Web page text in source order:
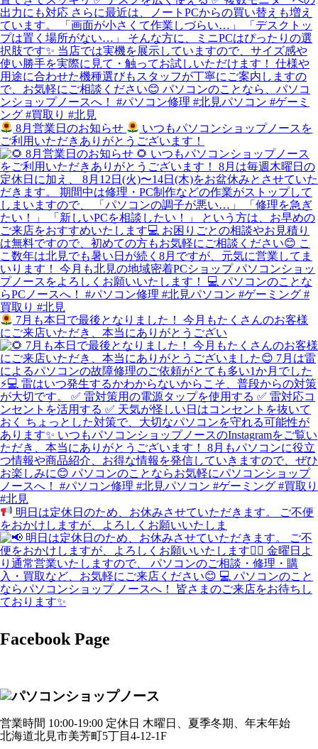
8月営業日のお知らせ
いつもパソコンショップノースを
ご利用いただきありがとうございます！
7月も本日で最後となりました！ 今月もたくさんのお客様
にご来店いただき、本当にありがとうござい
明日は定休日のため、お休みさせていただきます。 ご不便
をおかけしますが、よろしくお願いいたしま
Facebook Page
営業時間 10:00-19:00 定休日 木曜日、夏季冬期、年末年始
北海道北見市美芳町5丁目4-12-1F